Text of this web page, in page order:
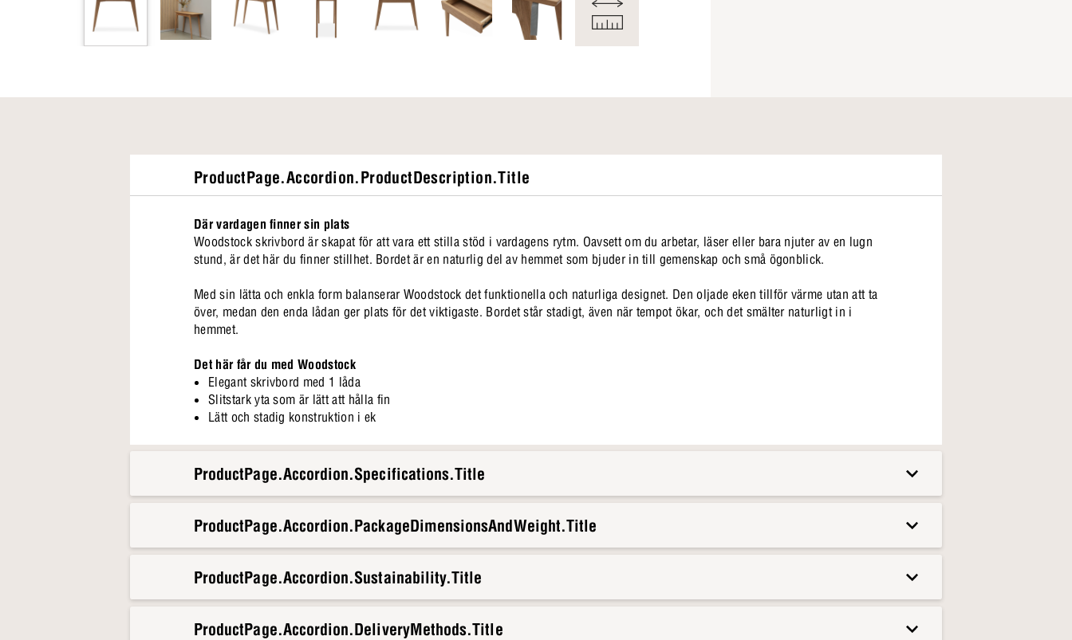
ProductPage.Accordion.ProductDescription.Title
Där vardagen finner sin plats
Woodstock skrivbord är skapat för att vara ett stilla stöd i vardagens rytm. Oavsett om du arbetar, läser eller bara njuter av en lugn
stund, är det här du finner stillhet. Bordet är en naturlig del av hemmet som bjuder in till gemenskap och små ögonblick.
Med sin lätta och enkla form balanserar Woodstock det funktionella och naturliga designet. Den oljade eken tillför värme utan att ta
över, medan den enda lådan ger plats för det viktigaste. Bordet står stadigt, även när tempot ökar, och det smälter naturligt in i
hemmet.
Det här får du med Woodstock
Elegant skrivbord med 1 låda
Slitstark yta som är lätt att hålla fin
Lätt och stadig konstruktion i ek
ProductPage.Accordion.Specifications.Title
ProductPage.Accordion.PackageDimensionsAndWeight.Title
ProductPage.Accordion.Sustainability.Title
ProductPage.Accordion.DeliveryMethods.Title